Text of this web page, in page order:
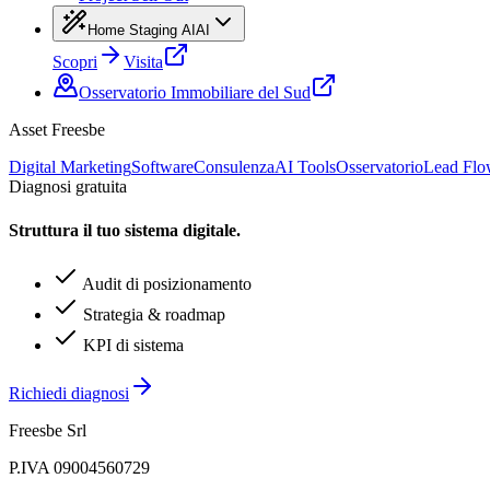
Home Staging AI AI
Scopri
Visita
Osservatorio Immobiliare del Sud
Asset Freesbe
Digital MarketingSoftwareConsulenzaAI ToolsOsservatorioLead
Diagnosi gratuita
Struttura il tuo sistema digitale.
Audit di posizionamento
Strategia & roadmap
KPI di sistema
Richiedi diagnosi
Freesbe Srl
P.IVA 09004560729